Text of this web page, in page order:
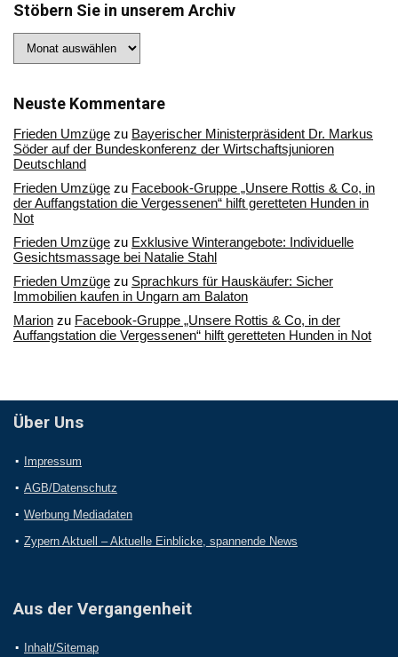
Stöbern Sie in unserem Archiv
Sie
Archiv
Neuste Kommentare
Frieden Umzüge zu Bayerischer Ministerpräsident Dr. Markus
Söder auf der Bundeskonferenz der Wirtschaftsjunioren
Deutschland
Frieden Umzüge zu Facebook-Gruppe „Unsere Rottis & Co, in
der Auffangstation die Vergessenen“ hilft geretteten Hunden in
Not
Frieden Umzüge zu Exklusive Winterangebote: Individuelle
Gesichtsmassage bei Natalie Stahl
Frieden Umzüge zu Sprachkurs für Hauskäufer: Sicher
Immobilien kaufen in Ungarn am Balaton
Marion zu Facebook-Gruppe „Unsere Rottis & Co, in der
Auffangstation die Vergessenen“ hilft geretteten Hunden in Not
Über Uns
Impressum
AGB/Datenschutz
Werbung Mediadaten
Zypern Aktuell – Aktuelle Einblicke, spannende News
Aus der Vergangenheit
Inhalt/Sitemap